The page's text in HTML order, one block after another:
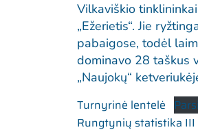
Vilkaviškio
„Ežerietis“. Jie
pabaigose, todėl
dominavo 28 taškus
„Naujokų“
Turnyrinė lentelė
Rungtynių statistika III